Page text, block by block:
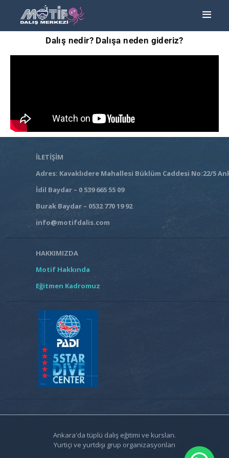
ALBÜMLERI
ÜCRETLERIMIZ
HAKKIMIZDA
İLETIŞIM
Dalış nedir? Dalışa neden gideriz?
İLETİŞİM
Adres: Kavaklıdere Mahallesi Büklüm Caddesi No:22/5
İdil Baydar – 0 539 665 55 09
Burak Baydar – 0532 770 19 92
info@motifdalis.com
HAKKIMIZDA
Motif Hakkında
Eğitmen Kadromuz
Ankara'da tüplü dalış eğitimi ve kursları.
Yurtiçi ve yurtdışı grup organizasyonları